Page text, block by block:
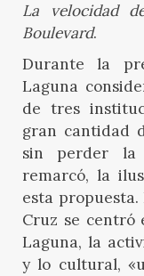
La velocidad
Boulevard.
Durante la
Laguna
de tres
gran cantidad
sin perder la
remarcó, la
esta
Cruz se centró
Laguna, la
y lo cultural,